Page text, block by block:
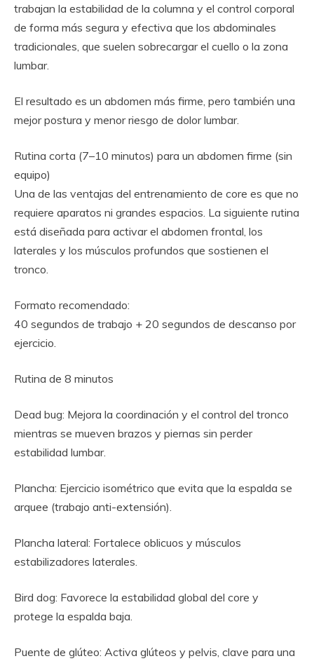
trabajan la estabilidad de la columna y el control corporal
de forma más segura y efectiva que los abdominales
tradicionales, que suelen sobrecargar el cuello o la zona
lumbar.
El resultado es un abdomen más firme, pero también una
mejor postura y menor riesgo de dolor lumbar.
Rutina corta (7–10 minutos) para un abdomen firme (sin
equipo)
Una de las ventajas del entrenamiento de core es que no
requiere aparatos ni grandes espacios. La siguiente rutina
está diseñada para activar el abdomen frontal, los
laterales y los músculos profundos que sostienen el
tronco.
Formato recomendado:
40 segundos de trabajo + 20 segundos de descanso por
ejercicio.
Rutina de 8 minutos
Dead bug: Mejora la coordinación y el control del tronco
mientras se mueven brazos y piernas sin perder
estabilidad lumbar.
Plancha: Ejercicio isométrico que evita que la espalda se
arquee (trabajo anti-extensión).
Plancha lateral: Fortalece oblicuos y músculos
estabilizadores laterales.
Bird dog: Favorece la estabilidad global del core y
protege la espalda baja.
Puente de glúteo: Activa glúteos y pelvis, clave para una